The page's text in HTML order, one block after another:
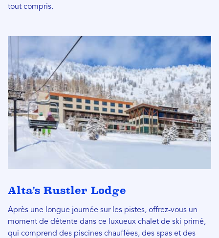
tout compris.
Alta's Rustler Lodge
Après une longue journée sur les pistes, offrez-vous un
moment de détente dans ce luxueux chalet de ski primé,
qui comprend des piscines chauffées, des spas et des